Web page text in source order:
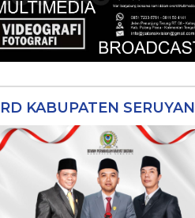
KABUPATEN SERUYAN